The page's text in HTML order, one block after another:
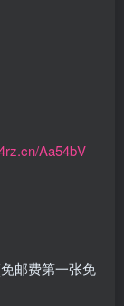
Aa54bV
邮费第一张免